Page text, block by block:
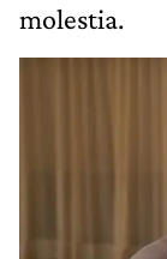
molestia.